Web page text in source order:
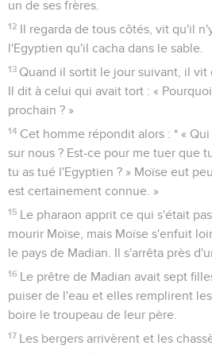
un de ses frères.
12
Il regarda de tous côtés, vit qu'il
l'Egyptien qu'il cacha dans le sable.
13 Quand il sortit le jour suivant, il vit
Il dit à celui qui avait tort : «
prochain ? »
14 Cet homme répondit alors : * «
sur nous ? Est-ce pour me tuer que
tu as tué l'Egyptien ? » Moïse eut
est certainement connue. »
15
Le pharaon apprit ce qui s'était
mourir Moïse, mais Moïse s'enfuit
le pays de Madian. Il s'arrêta près
16
Le prêtre de Madian avait sept
puiser de l'eau et elles remplirent
boire le troupeau de leur père.
17
Les bergers arrivèrent et les